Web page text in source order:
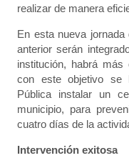
realizar de manera
En esta nueva
anterior serán
institución, habrá
con este objetivo se
Pública instalar un
municipio, para
cuatro días de la
Intervención exitosa